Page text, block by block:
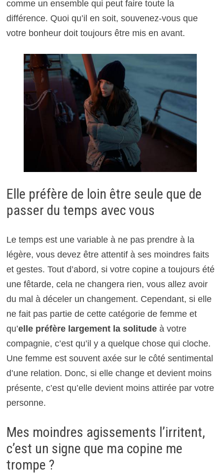
comme un ensemble qui peut faire toute la
différence. Quoi qu’il en soit, souvenez-vous que
votre bonheur doit toujours être mis en avant.
Elle préfère de loin être seule que de
passer du temps avec vous
Le temps est une variable à ne pas prendre à la
légère, vous devez être attentif à ses moindres faits
et gestes. Tout d’abord, si votre copine a toujours été
une fêtarde, cela ne changera rien, vous allez avoir
du mal à déceler un changement. Cependant, si elle
ne fait pas partie de cette catégorie de femme et
qu’elle préfère largement la solitudeà votre
compagnie, c’est qu’il y a quelque chose qui cloche.
Une femme est souvent axée sur le côté sentimental
d’une relation. Donc, si elle change et devient moins
présente, c’est qu’elle devient moins attirée par votre
personne.
Mes moindres agissements l’irritent,
c’est un signe que ma copine me
trompe ?